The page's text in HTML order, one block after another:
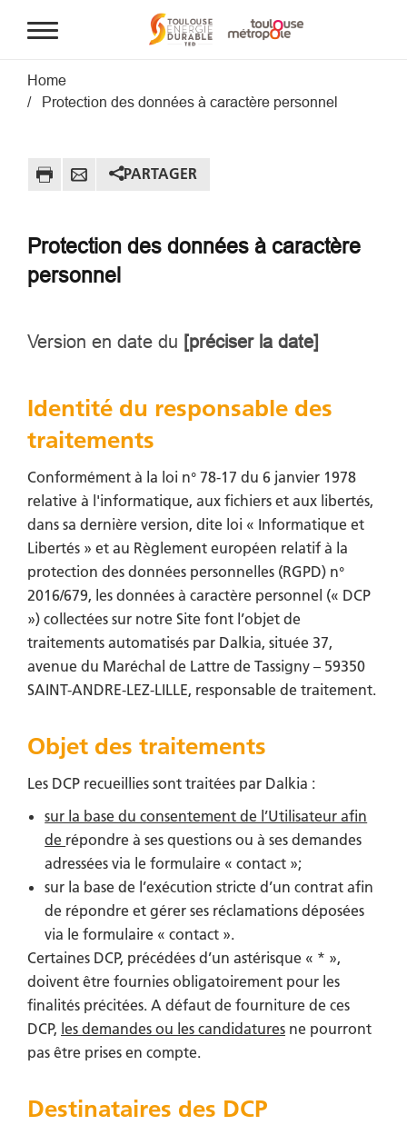
Aller au contenu principal
Fil d'Ariane
Home
Protection des données à caractère personnel
PARTAGER
Protection des données à caractère
personnel
Version en date du [préciser la date]
Identité du responsable des
traitements
Conformément à la loi n° 78-17 du 6 janvier 1978
relative à l'informatique, aux fichiers et aux libertés,
dans sa dernière version, dite loi « Informatique et
Libertés » et au Règlement européen relatif à la
protection des données personnelles (RGPD) n°
2016/679, les données à caractère personnel (« DCP
») collectées sur notre Site font l’objet de
traitements automatisés par Dalkia, située 37,
avenue du Maréchal de Lattre de Tassigny – 59350
SAINT-ANDRE-LEZ-LILLE, responsable de traitement.
Objet des traitements
Les DCP recueillies sont traitées par Dalkia :
sur la base du consentement de l’Utilisateur afin
de répondre à ses questions ou à ses demandes
adressées via le formulaire « contact »;
sur la base de l’exécution stricte d’un contrat afin
de répondre et gérer ses réclamations déposées
via le formulaire « contact ».
Certaines DCP, précédées d’un astérisque « * »,
doivent être fournies obligatoirement pour les
finalités précitées. A défaut de fourniture de ces
DCP, les demandes ou les candidatures ne pourront
pas être prises en compte.
Destinataires des DCP